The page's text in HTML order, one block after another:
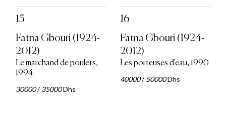
15
Fatna Gbouri (1924-
2012)
Le marchand de poulets,
1994
30000/35000Dhs
16
Fatna Gbouri (1924-
2012)
Les porteuses d'eau, 1990
40000/50000Dhs